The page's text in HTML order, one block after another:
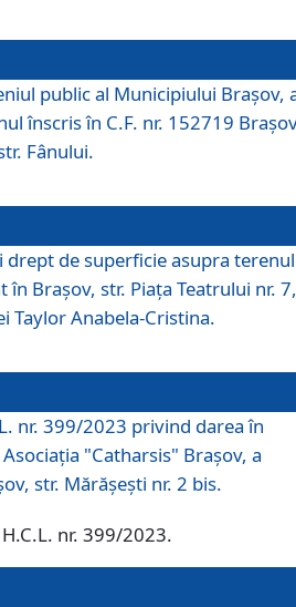
public al Municipiului Braşov,
înscris în C.F. nr. 152719
Fânului.
drept de superficie asupra
Brașov, str. Piața Teatrului nr. 7,
Taylor Anabela-Cristina.
nr. 399/2023 privind darea în
"Catharsis" Brașov, a
str. Mărăşeşti nr. 2 bis.
nr. 399/2023.